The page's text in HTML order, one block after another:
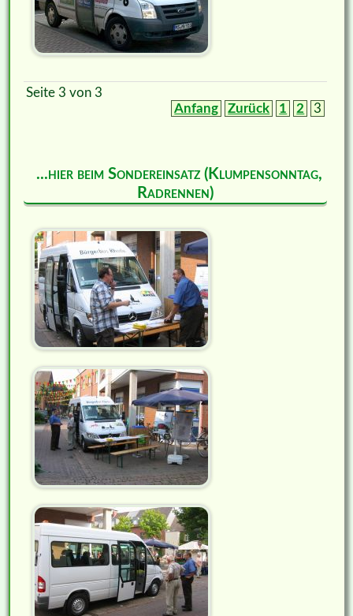
Seite 3 von 3
Anfang
Zurück 1 2 3
...hier beim Sondereinsatz (Klumpensonntag,
Radrennen)